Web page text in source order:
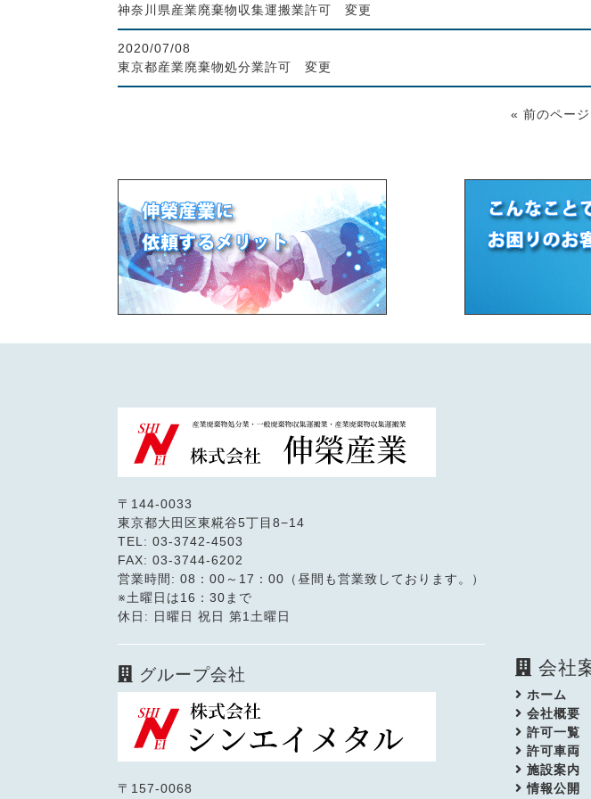
神奈川県産業廃棄物収集運搬業許可 変更
2020/07/08
東京都産業廃棄物処分業許可 変更
« 前のページ
〒144-0033
東京都大田区東糀谷5丁目8−14
TEL: 03-3742-4503
FAX: 03-3744-6202
営業時間: 08：00～17：00（昼間も営業致しております。）
※土曜日は16：30まで
休日: 日曜日 祝日 第1土曜日
グループ会社
〒157-0068
会社
ホーム
会社概要
許可一覧
許可車両
施設案内
情報公開